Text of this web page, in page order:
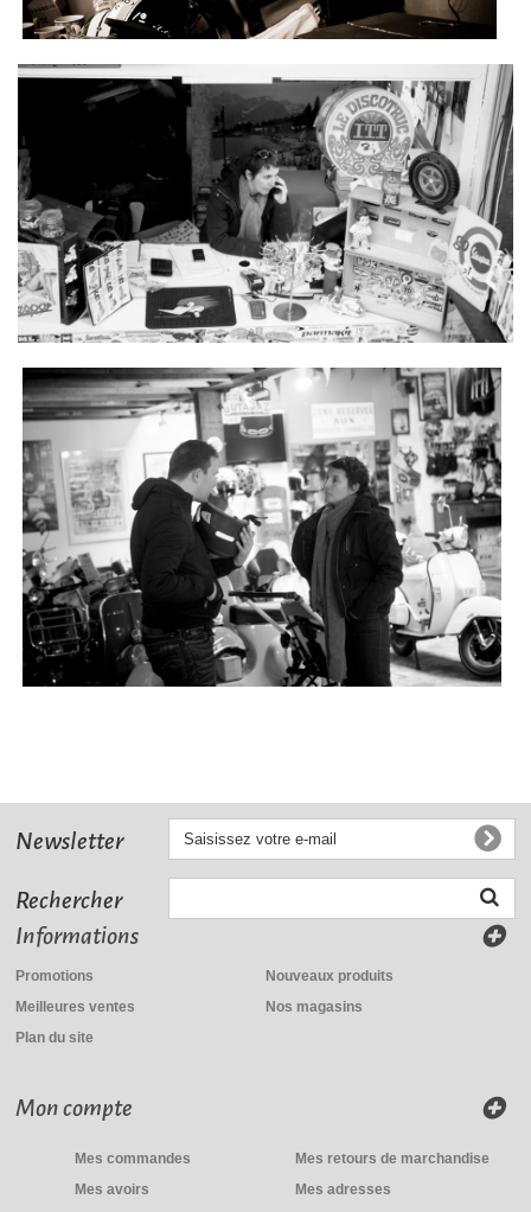
Newsletter
Rechercher
Informations
Promotions
Nouveaux produits
Meilleures ventes
Nos magasins
Plan du site
Mon compte
Mes commandes
Mes retours de marchandise
Mes avoirs
Mes adresses